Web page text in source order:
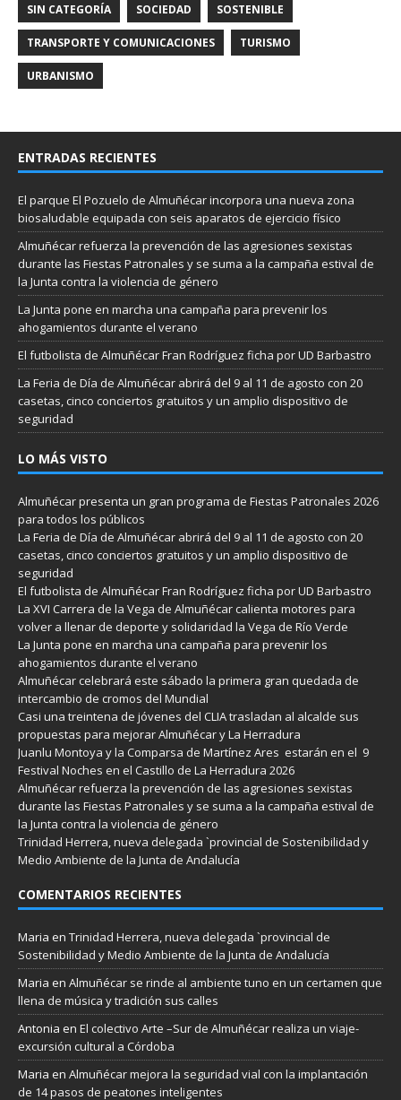
SIN CATEGORÍA SOCIEDAD SOSTENIBLE
TRANSPORTE Y COMUNICACIONES TURISMO
URBANISMO
ENTRADAS RECIENTES
El parque El Pozuelo de Almuñécar incorpora una nueva zona
biosaludable equipada con seis aparatos de ejercicio físico
Almuñécar refuerza la prevención de las agresiones sexistas
durante las Fiestas Patronales y se suma a la campaña estival de
la Junta contra la violencia de género
La Junta pone en marcha una campaña para prevenir los
ahogamientos durante el verano
El futbolista de Almuñécar Fran Rodríguez ficha por UD Barbastro
La Feria de Día de Almuñécar abrirá del 9 al 11 de agosto con 20
casetas, cinco conciertos gratuitos y un amplio dispositivo de
seguridad
LO MÁS VISTO
Almuñécar presenta un gran programa de Fiestas Patronales 2026
para todos los públicos
La Feria de Día de Almuñécar abrirá del 9 al 11 de agosto con 20
casetas, cinco conciertos gratuitos y un amplio dispositivo de
seguridad
El futbolista de Almuñécar Fran Rodríguez ficha por UD Barbastro
La XVI Carrera de la Vega de Almuñécar calienta motores para
volver a llenar de deporte y solidaridad la Vega de Río Verde
La Junta pone en marcha una campaña para prevenir los
ahogamientos durante el verano
Almuñécar celebrará este sábado la primera gran quedada de
intercambio de cromos del Mundial
Casi una treintena de jóvenes del CLIA trasladan al alcalde sus
propuestas para mejorar Almuñécar y La Herradura
Juanlu Montoya y la Comparsa de Martínez Ares estarán en el 9
Festival Noches en el Castillo de La Herradura 2026
Almuñécar refuerza la prevención de las agresiones sexistas
durante las Fiestas Patronales y se suma a la campaña estival de
la Junta contra la violencia de género
Trinidad Herrera, nueva delegada `provincial de Sostenibilidad y
Medio Ambiente de la Junta de Andalucía
COMENTARIOS RECIENTES
Maria en Trinidad Herrera, nueva delegada `provincial de
Sostenibilidad y Medio Ambiente de la Junta de Andalucía
Maria en Almuñécar se rinde al ambiente tuno en un certamen que
llena de música y tradición sus calles
Antonia en El colectivo Arte –Sur de Almuñécar realiza un viaje-
excursión cultural a Córdoba
Maria en Almuñécar mejora la seguridad vial con la implantación
de 14 pasos de peatones inteligentes